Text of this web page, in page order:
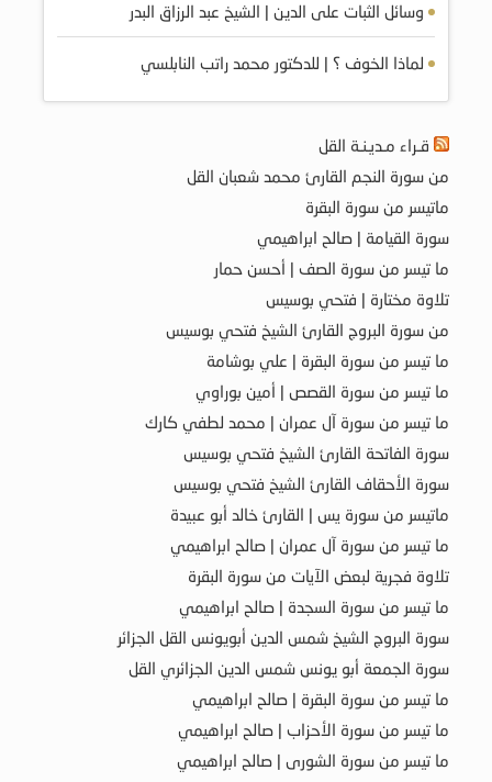
وسائل الثبات على الدين | الشيخ عبد الرزاق البدر
لماذا الخوف ؟ | للدكتور محمد راتب النابلسي
قـراء مـديـنـة القل
من سورة النجم القارئ محمد شعبان القل
ماتيسر من سورة البقرة
سورة القيامة | صالح ابراهيمي
ما تيسر من سورة الصف | أحسن حمار
تلاوة مختارة | فتحي بوسيس
من سورة البروج القارئ الشيخ فتحي بوسيس
ما تيسر من سورة البقرة | علي بوشامة
ما تيسر من سورة القصص | أمين بوراوي
ما تيسر من سورة آل عمران | محمد لطفي كارك
سورة الفاتحة القارئ الشيخ فتحي بوسيس
سورة الأحقاف القارئ الشيخ فتحي بوسيس
ماتيسر من سورة يس | القارئ خالد أبو عبيدة
ما تيسر من سورة آل عمران | صالح ابراهيمي
تلاوة فجرية لبعض الآيات من سورة البقرة
ما تيسر من سورة السجدة | صالح ابراهيمي
سورة البروج الشيخ شمس الدين أبويونس القل الجزائر
سورة الجمعة أبو يونس شمس الدين الجزائري القل
ما تيسر من سورة البقرة | صالح ابراهيمي
ما تيسر من سورة الأحزاب | صالح ابراهيمي
ما تيسر من سورة الشورى | صالح ابراهيمي